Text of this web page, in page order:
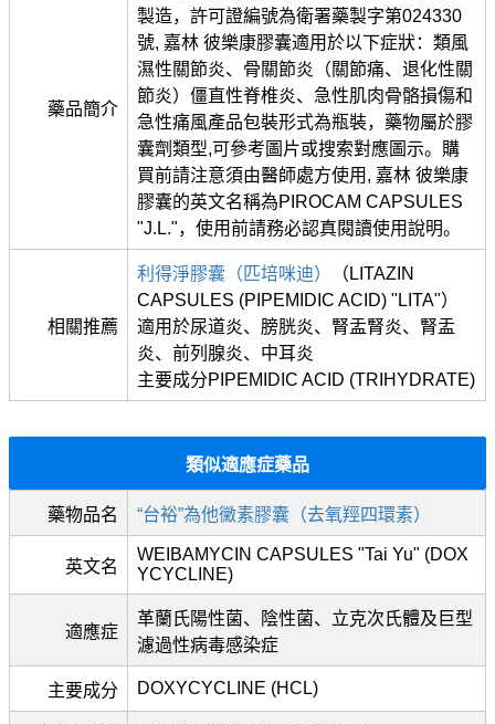
藥品簡介
製造，許可證編號為衛署藥製字第024330
號, 嘉林 彼樂康膠囊適用於以下症狀：類風
濕性關節炎、骨關節炎（關節痛、退化性關
節炎）僵直性脊椎炎、急性肌肉骨骼損傷和
急性痛風產品包裝形式為瓶裝，藥物屬於膠
囊劑類型,可參考圖片或搜索對應圖示。購
買前請注意須由醫師處方使用, 嘉林 彼樂康
膠囊的英文名稱為PIROCAM CAPSULES
"J.L."，使用前請務必認真閱讀使用說明。
相關推薦
利得淨膠囊（匹培咪迪）
（LITAZIN
CAPSULES (PIPEMIDIC ACID) "LITA"）
適用於尿道炎、膀胱炎、腎盂腎炎、腎盂
炎、前列腺炎、中耳炎
主要成分PIPEMIDIC ACID (TRIHYDRATE)
類似適應症藥品
藥物品名 “台裕”為他黴素膠囊（去氧羥四環素）
英文名
WEIBAMYCIN CAPSULES "Tai Yu" (DOX
YCYCLINE)
適應症
革蘭氏陽性菌、陰性菌、立克次氏體及巨型
濾過性病毒感染症
主要成分 DOXYCYCLINE (HCL)